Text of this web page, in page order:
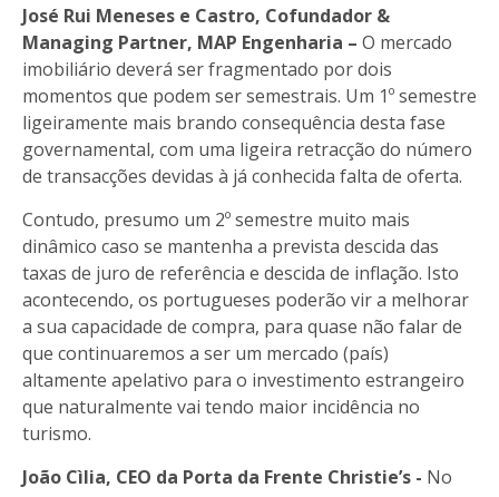
José Rui Meneses e Castro, Cofundador &
Managing Partner, MAP Engenharia – O mercado
imobiliário deverá ser fragmentado por dois
momentos que podem ser semestrais. Um 1º semestre
ligeiramente mais brando consequência desta fase
governamental, com uma ligeira retracção do número
de transacções devidas à já conhecida falta de oferta.
Contudo, presumo um 2º semestre muito mais
dinâmico caso se mantenha a prevista descida das
taxas de juro de referência e descida de inflação. Isto
acontecendo, os portugueses poderão vir a melhorar
a sua capacidade de compra, para quase não falar de
que continuaremos a ser um mercado (país)
altamente apelativo para o investimento estrangeiro
que naturalmente vai tendo maior incidência no
turismo.
João Cìlia, CEO da Porta da Frente Christie’s - No